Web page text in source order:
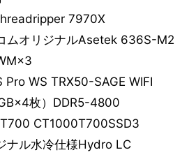
7970X
ムオリジナルAsetek 636S-M2
Pro WS TRX50-SAGE WIFI
枚）DDR5-4800
CT1000T700SSD3
ナル水冷仕様Hydro LC